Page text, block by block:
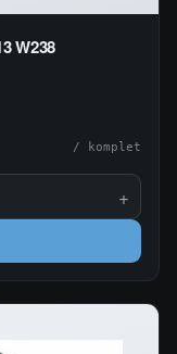
W238
/ komplet
+